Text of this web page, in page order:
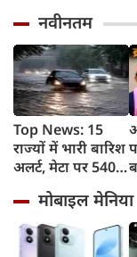
नवीनतम
Top News: 15
राज्यों में भारी बारिश
अलर्ट, मेटा पर 5400
करोड़ का जुर्माना,
Gen-Z पर क्या बोले
मोहन भागवत
मोबाइल मेनिया